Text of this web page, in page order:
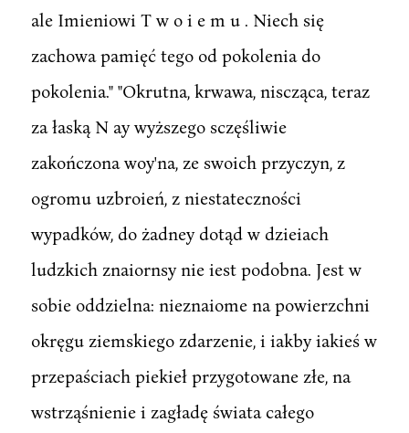
ale Imieniowi T w o i e m u . Niech się
zachowa pamięć tego od pokolenia do
pokolenia." "Okrutna, krwawa, niscząca, teraz
za łaską N ay wyższego sczęśliwie
zakończona woy'na, ze swoich przyczyn, z
ogromu uzbroień, z niestateczności
wypadków, do żadney dotąd w dzieiach
ludzkich znaiornsy nie iest podobna. Jest w
sobie oddzielna: nieznaiome na powierzchni
okręgu ziemskiego zdarzenie, i iakby iakieś w
przepaściach piekieł przygotowane złe, na
wstrząśnienie i zagładę świata całego